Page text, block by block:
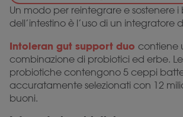
Un modo per reintegrare e sostenere
dell’intestino è l’uso di un integratore
Intoleran gut support duo contiene
combinazione di probiotici ed erbe.
probiotiche contengono 5 ceppi
accuratamente selezionati con 12
buoni.